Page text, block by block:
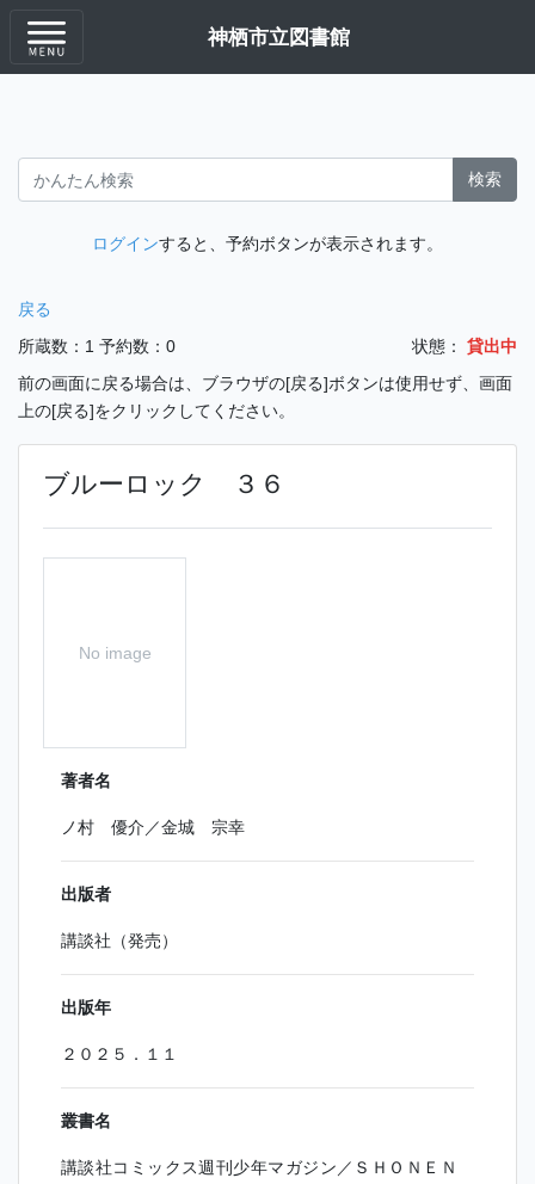
神栖市立図書館
検索
ログインすると、予約ボタンが表示されます。
戻る
所蔵数：1 予約数：0 状態：
貸出中
前の画面に戻る場合は、ブラウザの[戻る]ボタンは使用せず、画面
上の[戻る]をクリックしてください。
ブルーロック ３６
No image
著者名
ノ村 優介／金城 宗幸
出版者
講談社（発売）
出版年
２０２５．１１
叢書名
講談社コミックス週刊少年マガジン／ＳＨＯＮＥＮ